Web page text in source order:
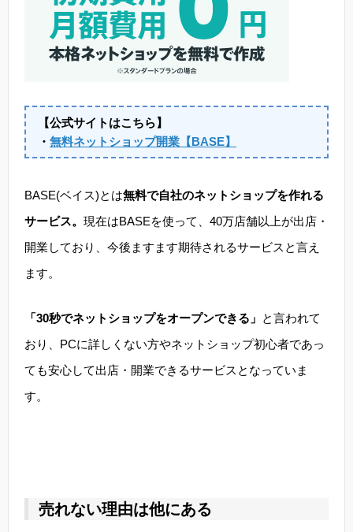
【公式サイトはこちら】
・ 無料ネットショップ開業【BASE】
BASE(ベイス)とは無料で自社のネットショップを作れる
サービス。 現在はBASEを使って、40万店舗以上が出店・
開業しており、今後ますます期待されるサービスと言え
ます。
「30秒でネットショップをオープンできる」 と言われて
おり、PCに詳しくない方やネットショップ初心者であっ
ても安心して出店・開業できるサービスとなっていま
す。
売れない理由は他にある